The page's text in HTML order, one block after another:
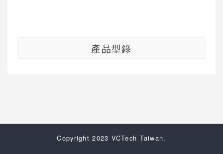
產品型錄
Copyright 2023 VCTech Taiwan.